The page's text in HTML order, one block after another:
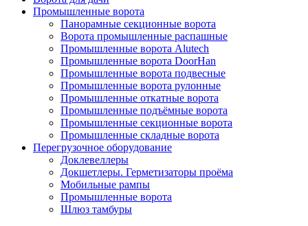
Промышленные ворота
Панорамные секционные ворота
Ворота промышленные распашные
Промышленные ворота Alutech
Промышленные ворота DoorHan
Промышленные ворота подвесные
Промышленные ворота рулонные
Промышленные откатные ворота
Промышленные подъёмные ворота
Промышленные секционные ворота
Промышленные складные ворота
Перегрузочное оборудование
Доклевеллеры
Докшетлеры. Герметизаторы проёма
Мобильные рампы
Промышленные ворота
Шлюз тамбуры